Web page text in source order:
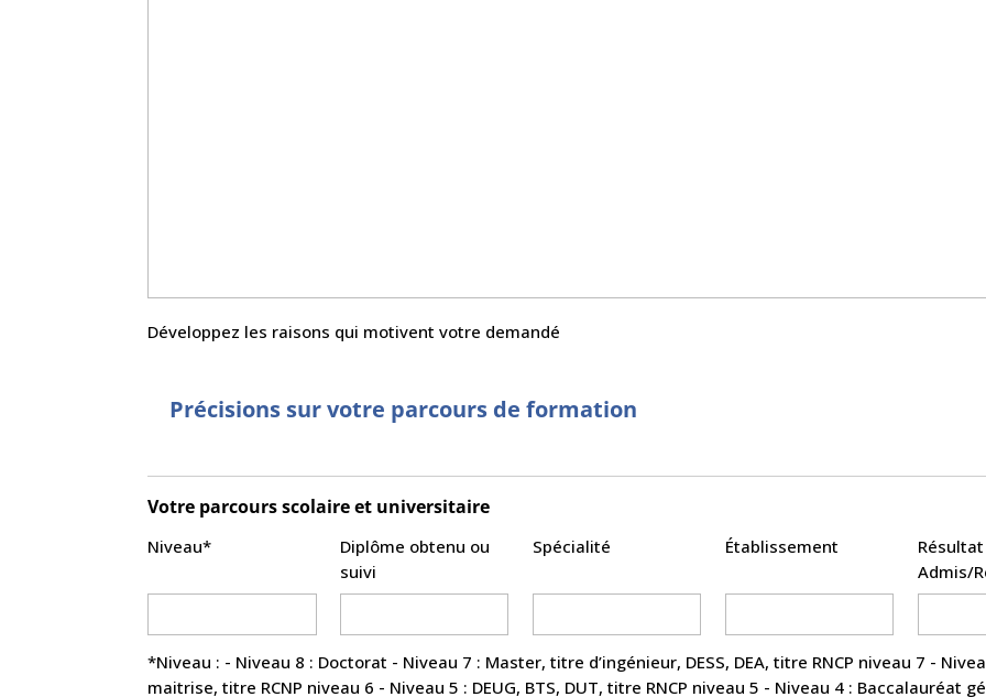
Développez les raisons qui motivent votre demandé
Précisions sur votre parcours de formation
Votre parcours scolaire et universitaire
Niveau*
Diplôme obtenu ou
suivi
Spécialité Établissement
Résultat
Admis/
*Niveau : - Niveau 8 : Doctorat - Niveau 7 : Master, titre d’ingénieur, DESS, DEA, titre RNCP niveau 7 - Niveau 6 : Licence générale ou professionnelle,
maitrise, titre RCNP niveau 6 - Niveau 5 : DEUG, BTS, DUT, titre RNCP niveau 5 - Niveau 4 : Baccalauréat général, technologique ou professionnel, titre